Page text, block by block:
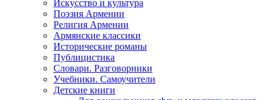
Иcкусство и культура
Поэзия Армении
Религия Армении
Армянские классики
Исторические романы
Публицистика
Словари. Разговорники
Учебники. Самоучители
Детские книги